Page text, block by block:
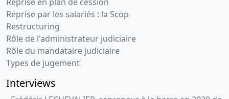
Reprise par les salariés : la Scop
Restructuring
Rôle de l'administrateur judiciaire
Rôle du mandataire judiciaire
Types de jugement
Interviews